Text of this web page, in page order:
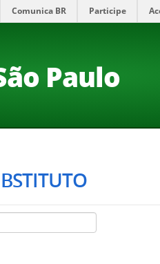
Comunica BR Participe
Paulo